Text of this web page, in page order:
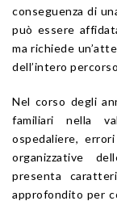
conseguenza di
può essere
ma richiede
dell’intero
Nel corso degli
familiari nella
ospedaliere,
organizzative
presenta
approfondito per